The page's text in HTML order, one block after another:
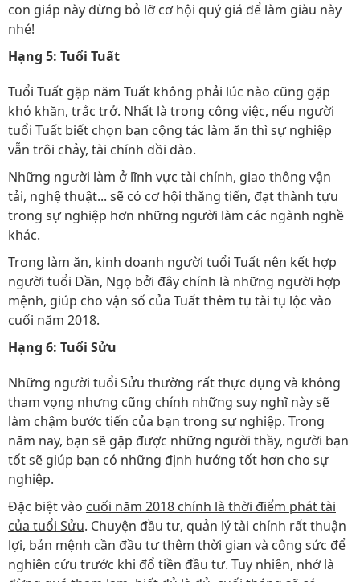
con giáp này đừng bỏ lỡ cơ hội quý giá để làm giàu này
nhé!
Hạng 5: Tuổi Tuất
Tuổi Tuất gặp năm Tuất không phải lúc nào cũng gặp
khó khăn, trắc trở. Nhất là trong công việc, nếu người
tuổi Tuất biết chọn bạn cộng tác làm ăn thì sự nghiệp
vẫn trôi chảy, tài chính dồi dào.
Những người làm ở lĩnh vực tài chính, giao thông vận
tải, nghệ thuật... sẽ có cơ hội thăng tiến, đạt thành tựu
trong sự nghiệp hơn những người làm các ngành nghề
khác.
Trong làm ăn, kinh doanh người tuổi Tuất nên kết hợp
người tuổi Dần, Ngọ bởi đây chính là những người hợp
mệnh, giúp cho vận số của Tuất thêm tụ tài tụ lộc vào
cuối năm 2018.
Hạng 6: Tuổi Sửu
Những người tuổi Sửu thường rất thực dụng và không
tham vọng nhưng cũng chính những suy nghĩ này sẽ
làm chậm bước tiến của bạn trong sự nghiệp. Trong
năm nay, bạn sẽ gặp được những người thầy, người bạn
tốt sẽ giúp bạn có những định hướng tốt hơn cho sự
nghiệp.
Đặc biệt vào cuối năm 2018 chính là thời điểm phát tài
của tuổi Sửu. Chuyện đầu tư, quản lý tài chính rất thuận
lợi, bản mệnh cần đầu tư thêm thời gian và công sức để
nghiên cứu trước khi đổ tiền đầu tư. Tuy nhiên, nhớ là